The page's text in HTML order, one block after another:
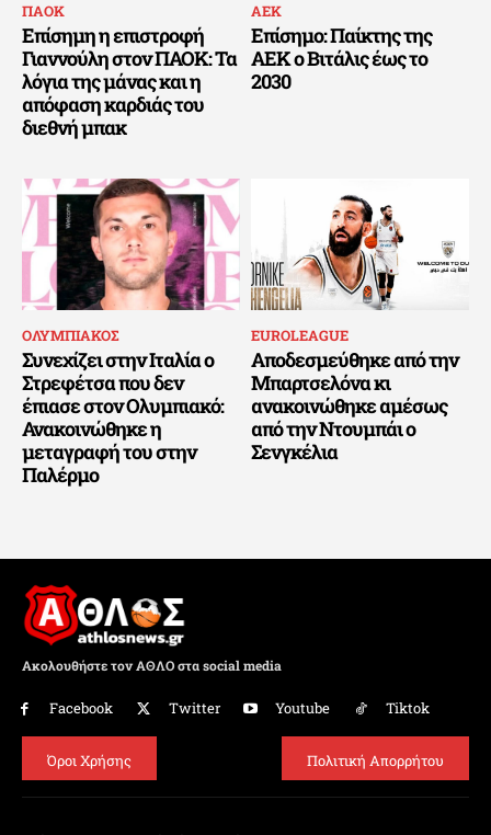
ΠΑΟΚ
Επίσημη η επιστροφή
Γιαννούλη στον ΠΑΟΚ: Τα
λόγια της μάνας και η
απόφαση καρδιάς του
διεθνή μπακ
ΑΕΚ
Επίσημο: Παίκτης της
ΑΕΚ ο Βιτάλις έως το
2030
ΟΛΥΜΠΙΑΚΟΣ
Συνεχίζει στην Ιταλία ο
Στρεφέτσα που δεν
έπιασε στον Ολυμπιακό:
Ανακοινώθηκε η
μεταγραφή του στην
Παλέρμο
EUROLEAGUE
Αποδεσμεύθηκε από την
Μπαρτσελόνα κι
ανακοινώθηκε αμέσως
από την Ντουμπάι ο
Σενγκέλια
Ακολουθήστε τον ΑΘΛΟ στα social media
Facebook Twitter Youtube Tiktok
Όροι Χρήσης Πολιτική Απορρήτου